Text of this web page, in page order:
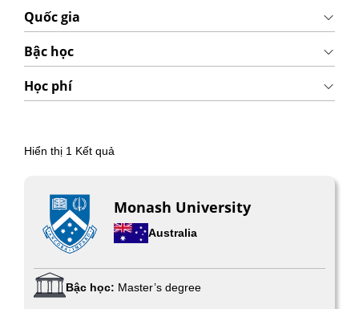
Quốc gia
Bậc học
Học phí
Hiển thị 1 Kết quả
Monash University
Australia
Bậc học: Master’s degree